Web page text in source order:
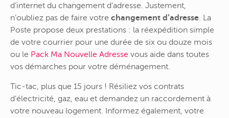
d’internet du changement d’adresse. Justement,
n’oubliez pas de faire votre changement d’adresse. La
Poste propose deux prestations : la réexpédition simple
de votre courrier pour une durée de six ou douze mois
ou le Pack Ma Nouvelle Adresse vous aide dans toutes
vos démarches pour votre déménagement.
Tic-tac, plus que 15 jours ! Résiliez vos contrats
d’électricité, gaz, eau et demandez un raccordement à
votre nouveau logement. Informez également, votre